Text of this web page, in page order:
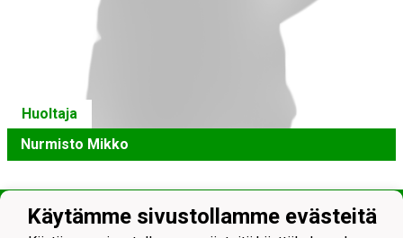
Huoltaja
Nurmisto Mikko
Käytämme sivustollamme evästeitä